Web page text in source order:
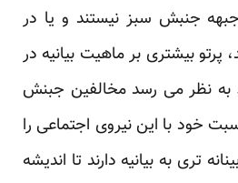
جنبش سبز نیستند و یا در
پرتو بیشتری بر ماهیت بیانیه در
به نظر می رسد مخالفین جبنش
خود با این نیروی اجتماعی را
تری به بیانیه دارند تا اندیشه